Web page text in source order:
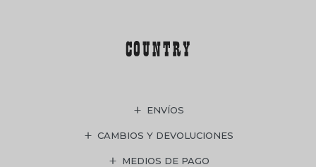
ENVÍOS
CAMBIOS Y DEVOLUCIONES
MEDIOS DE PAGO